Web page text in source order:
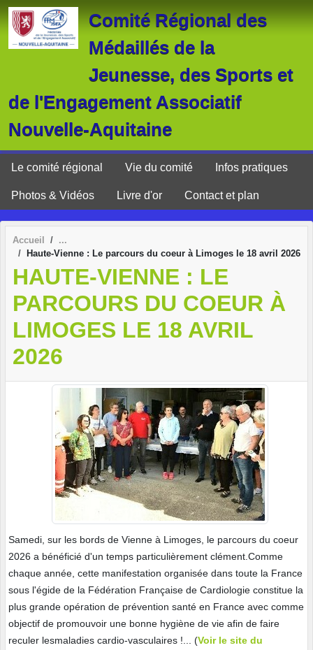
Comité Régional des
Médaillés de la
Jeunesse, des Sports et
de l'Engagement Associatif
Nouvelle-Aquitaine
Le comité régional Vie du comité Infos pratiques
Photos & Vidéos Livre d'or Contact et plan
Accueil
Haute-Vienne : Le parcours du coeur à Limoges le 18 avril 2026
HAUTE-VIENNE : LE
PARCOURS DU COEUR À
LIMOGES LE 18 AVRIL
2026
Samedi, sur les bords de Vienne à Limoges, le parcours du coeur
2026 a bénéficié d'un temps particulièrement clément.Comme
chaque année, cette manifestation organisée dans toute la France
sous l'égide de la Fédération Française de Cardiologie constitue la
plus grande opération de prévention santé en France avec comme
objectif de promouvoir une bonne hygiène de vie afin de faire
reculer lesmaladies cardio-vasculaires !... (Voir le site du
Panneau de gestion des cookies